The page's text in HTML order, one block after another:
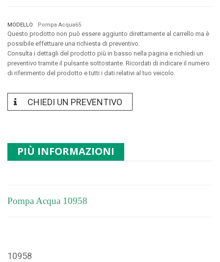
MODELLO Pompa Acqua65
Questo prodotto non può essere aggiunto direttamente al carrello ma è
possibile effettuare una richiesta di preventivo.
Consulta i dettagli del prodotto più in basso nella pagina e richiedi un
preventivo tramite il pulsante sottostante. Ricordati di indicare il numero
di riferimento del prodotto e tutti i dati relativi al tuo veicolo.
CHIEDI UN PREVENTIVO
PIÙ INFORMAZIONI
Pompa Acqua 10958
10958